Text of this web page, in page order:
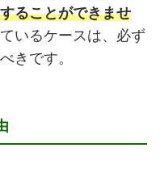
ることができませ
いるケースは、必ず
きです。